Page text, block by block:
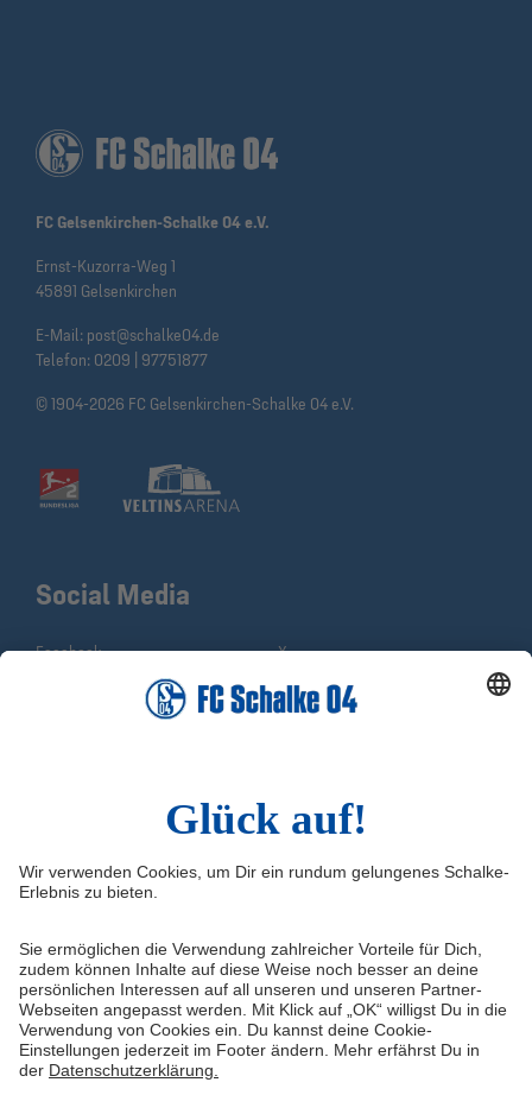
FC Gelsenkirchen-Schalke 04 e.V.
Ernst-Kuzorra-Weg 1
45891 Gelsenkirchen
E-Mail: post@schalke04.de
Telefon: 0209 | 97751877
© 1904-2026 FC Gelsenkirchen-Schalke 04 e.V.
Impressum
FAQ
Medien/Presse
Datenschutz
Haftungsausschluss
Quicklinks
Shop
Schalke TV
VELTINS-Arena
Knappenschmiede
ERWIN buchen
Social Media
Facebook
X
YouTube